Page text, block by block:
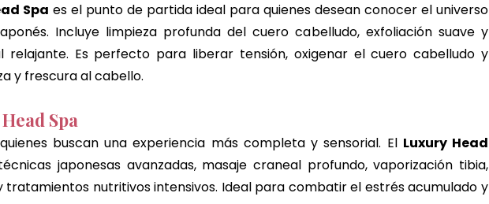
Spa es el punto de partida ideal para quienes desean conocer el universo
Incluye limpieza profunda del cuero cabelludo, exfoliación suave y
relajante. Es perfecto para liberar tensión, oxigenar el cuero cabelludo y
y frescura al cabello.
Spa
buscan una experiencia más completa y sensorial. El Luxury Head
japonesas avanzadas, masaje craneal profundo, vaporización tibia,
nutritivos intensivos. Ideal para combatir el estrés acumulado y